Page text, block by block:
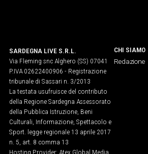
SARDEGNA LIVE S.R.L.
Via Fleming snc Alghero (SS) 07041
P.IVA 02622400906 - Registrazione
tribunale di Sassari n. 3/2013
La testata usufruisce del contributo
della Regione Sardegna Assessorato
della Pubblica Istruzione, Beni
Culturali, Informazione, Spettacolo e
Sport. legge regionale 13 aprile 2017
n. 5, art. 8 comma 13
Hosting Provider: Atex Global Media
CHI SIAMO
Redazione